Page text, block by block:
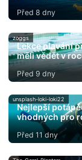
Před 8 dny
zoggs
Lekce plavání
měli vědět v
Před 9 dny
unsplash-loki-loki22
Nejlepší
vhodných pro
Před 11 dny